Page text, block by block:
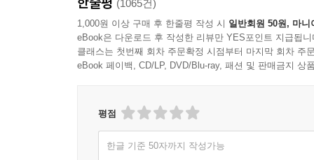
(1065건)
1,000원 이상 구매 후 한줄평 작성 시 일반회원 50원, 마니
eBook은 다운로드 후 작성한 리뷰만 YES포인트 지급됩니
클래스는 첫번째 회차 주문확정 시점부터 마지막 회차 주
eBook 페이백, CD/LP, DVD/Blu-ray, 패션 및 판매금지 상
평점
한글 기준 50자까지 작성가능